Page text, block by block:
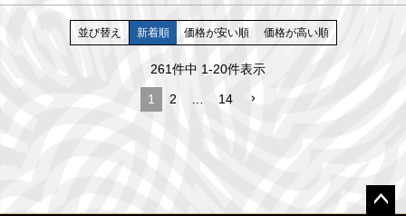
並び替え 新着順 価格が安い順 価格が高い順
261件中 1-20件表示
1 2 14